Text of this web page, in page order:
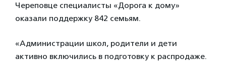
Череповце специалисты «Дорога к дому»
оказали поддержку 842 семьям.
«Администрации школ, родители и дети
активно включились в подготовку к распродаже.